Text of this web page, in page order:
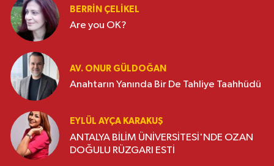
BERRIN ÇELIKEL
Are you OK?
AV. ONUR GÜLDOĞAN
Anahtarın Yanında Bir De Tahliye Taahhüdü
EYLÜL AYÇA KARAKUŞ
ANTALYA BİLİM ÜNİVERSİTESİ'NDE OZAN
DOĞULU RÜZGARI ESTİ